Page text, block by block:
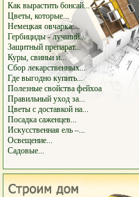
Как вырастить бонсай...
Цветы, которые...
Немецкая овчарка:...
Гербициды - лучший...
Защитный препарат...
Куры, свиньи и...
Сбор лекарственных...
Где выгодно купить...
Полезные свойства фейхоа
Правильный уход за...
Цветы с доставкой на...
Посадка саженцев...
Искусственная ель –...
Освещение...
Садовые...